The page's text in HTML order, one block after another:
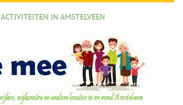
ACTIVITEITEN IN AMSTELVEEN